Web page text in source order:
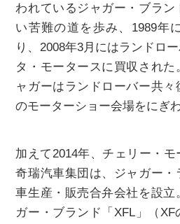
われているジャガー・ブラ
い苦難の道を歩み、1989年
り、2008年3月にはランドロ
タ・モータースに買収され
ャガーはランドローバー共
のモーターショー会場をにぎ
加えて2014年、チェリー・
奇瑞汽車集団は、ジャガー
車生産・販売合弁会社を設立
ガー・ブランド「XFL」（